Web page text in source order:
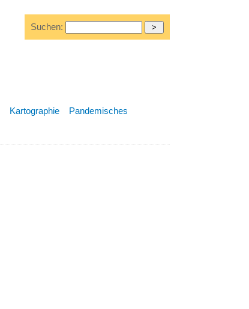
Suchen:
Kartographie
Pandemisches